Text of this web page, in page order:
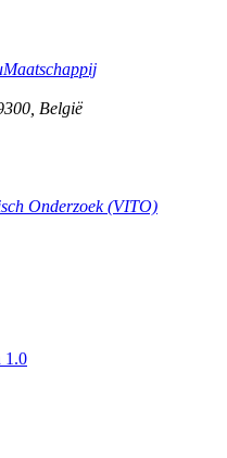
België
Onderzoek (VITO)
1.0